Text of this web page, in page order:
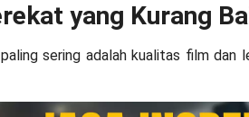
yang Kurang
sering adalah kualitas film dan